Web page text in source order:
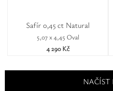
Safír 0,45 ct Natural
5,07 x 4,45 Oval
4 290 Kč
NAČÍST